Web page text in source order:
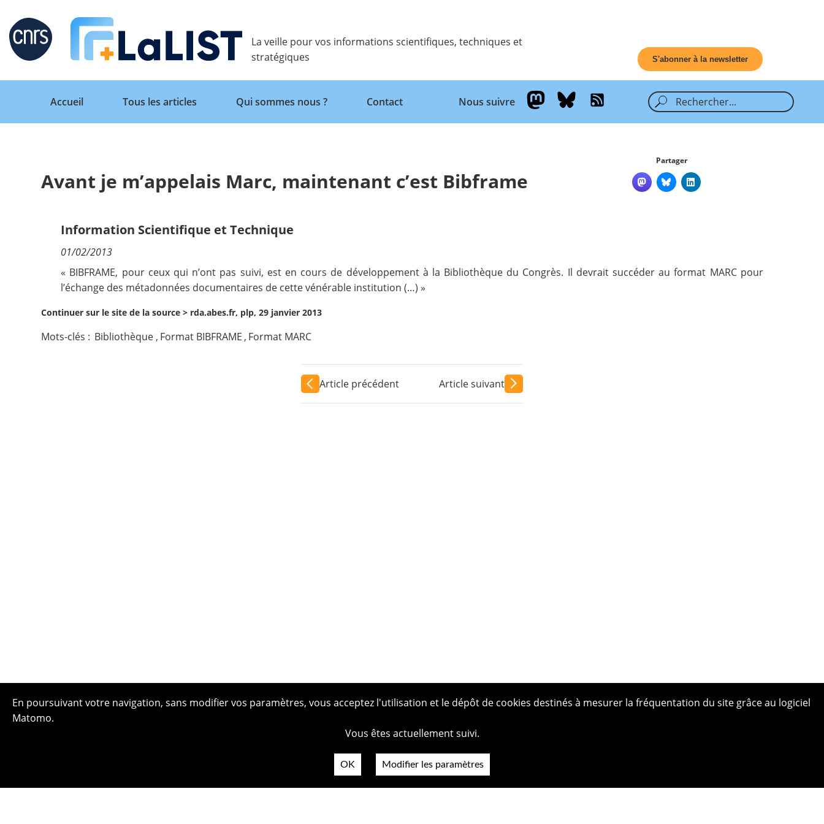
Retour
Accueil
Qui sommes nous ?
Nous suivre
La veille pour vos informations scientifiques, techniques et
stratégiques
S'abonner à la newsletter
Retour
Accueil
Tous les articles Qui sommes nous ? Contact Nous suivre
Avant je m’appelais Marc, maintenant c’est Bibframe
Partager
Information Scientifique et Technique
01/02/2013
« BIBFRAME, pour ceux qui n’ont pas suivi, est en cours de développement à la Bibliothèque du Congrès. Il devrait succéder au format MARC pour
l’échange des métadonnées documentaires de cette vénérable institution (…) »
Continuer sur le site de la source > rda.abes.fr, plp, 29 janvier 2013
Mots-clés : Bibliothèque , Format BIBFRAME , Format MARC
Article précédent Article suivant
En poursuivant votre navigation, sans modifier vos paramètres, vous acceptez l'utilisation et le dépôt de cookies destinés à mesurer la fréquentation du site grâce au logiciel
Matomo.
Vous êtes actuellement suivi.
OK Modifier les paramètres